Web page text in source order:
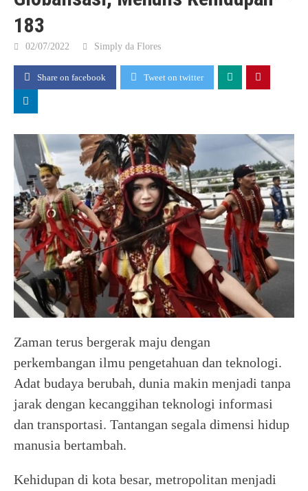
183
02/07/2022 Simply da Flores
Share on facebook Tweet on twitter
Zaman terus bergerak maju dengan
perkembangan ilmu pengetahuan dan teknologi.
Adat budaya berubah, dunia makin menjadi tanpa
jarak dengan kecanggihan teknologi informasi
dan transportasi. Tantangan segala dimensi hidup
manusia bertambah.
Kehidupan di kota besar, metropolitan menjadi